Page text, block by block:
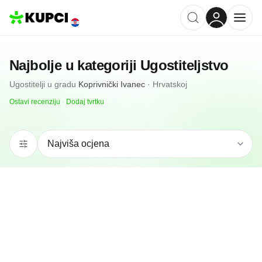
Najbolje u kategoriji Ugostiteljstvo
Ugostitelji u gradu Koprivnički Ivanec · Hrvatskoj
Ostavi recenziju · Dodaj tvrtku